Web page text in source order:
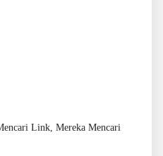
Link, Mereka Mencari